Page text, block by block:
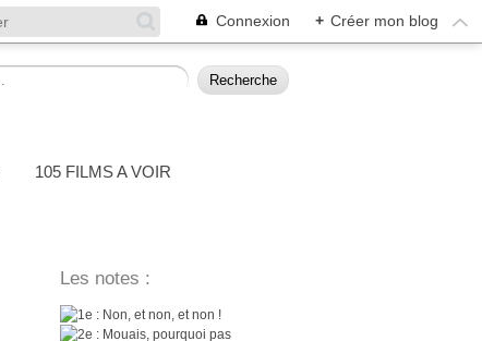
Connexion + Créer mon blog
105 FILMS A VOIR
Les notes :
: Non, et non, et non !
: Mouais, pourquoi pas